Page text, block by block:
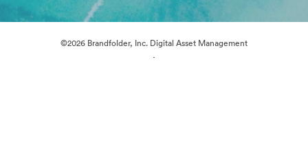
©2026 Brandfolder, Inc. Digital Asset Management
·